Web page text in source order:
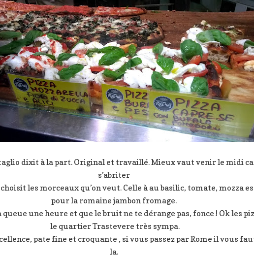
dixit à la part. Original et travaillé. Mieux vaut venir le midi
s’abriter
choisit les morceaux qu’on veut. Celle à au basilic, tomate, mozza
pour la romaine jambon fromage.
une heure et que le bruit ne te dérange pas, fonce ! Ok les
le quartier Trastevere très sympa.
pate fine et croquante , si vous passez par Rome il vous
la.